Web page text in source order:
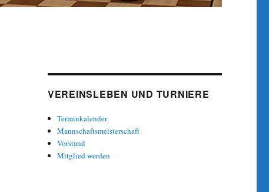
VEREINSLEBEN UND TURNIERE
Terminkalender
Mannschaftsmeisterschaft
Vorstand
Mitglied werden